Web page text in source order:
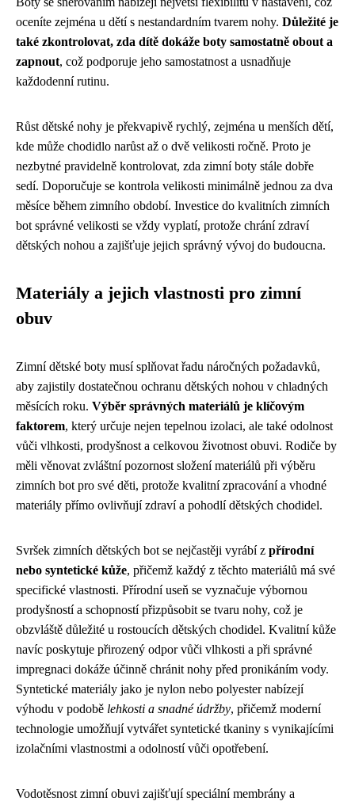
oceníte zejména u dětí s nestandardním tvarem nohy. Důležité je
také zkontrolovat, zda dítě dokáže boty samostatně obout a
zapnout, což podporuje jeho samostatnost a usnadňuje
každodenní rutinu.
Růst dětské nohy je překvapivě rychlý, zejména u menších dětí,
kde může chodidlo narůst až o dvě velikosti ročně. Proto je
nezbytné pravidelně kontrolovat, zda zimní boty stále dobře
sedí. Doporučuje se kontrola velikosti minimálně jednou za dva
měsíce během zimního období. Investice do kvalitních zimních
bot správné velikosti se vždy vyplatí, protože chrání zdraví
dětských nohou a zajišťuje jejich správný vývoj do budoucna.
Materiály a jejich vlastnosti pro zimní
obuv
Zimní dětské boty musí splňovat řadu náročných požadavků,
aby zajistily dostatečnou ochranu dětských nohou v chladných
měsících roku. Výběr správných materiálů je klíčovým
faktorem, který určuje nejen tepelnou izolaci, ale také odolnost
vůči vlhkosti, prodyšnost a celkovou životnost obuvi. Rodiče by
měli věnovat zvláštní pozornost složení materiálů při výběru
zimních bot pro své děti, protože kvalitní zpracování a vhodné
materiály přímo ovlivňují zdraví a pohodlí dětských chodidel.
Svršek zimních dětských bot se nejčastěji vyrábí z přírodní
nebo syntetické kůže, přičemž každý z těchto materiálů má své
specifické vlastnosti. Přírodní useň se vyznačuje výbornou
prodyšností a schopností přizpůsobit se tvaru nohy, což je
obzvláště důležité u rostoucích dětských chodidel. Kvalitní kůže
navíc poskytuje přirozený odpor vůči vlhkosti a při správné
impregnaci dokáže účinně chránit nohy před pronikáním vody.
Syntetické materiály jako je nylon nebo polyester nabízejí
výhodu v podobě lehkosti a snadné údržby, přičemž moderní
technologie umožňují vytvářet syntetické tkaniny s vynikajícími
izolačními vlastnostmi a odolností vůči opotřebení.
Vodotěsnost zimní obuvi zajišťují speciální membrány a